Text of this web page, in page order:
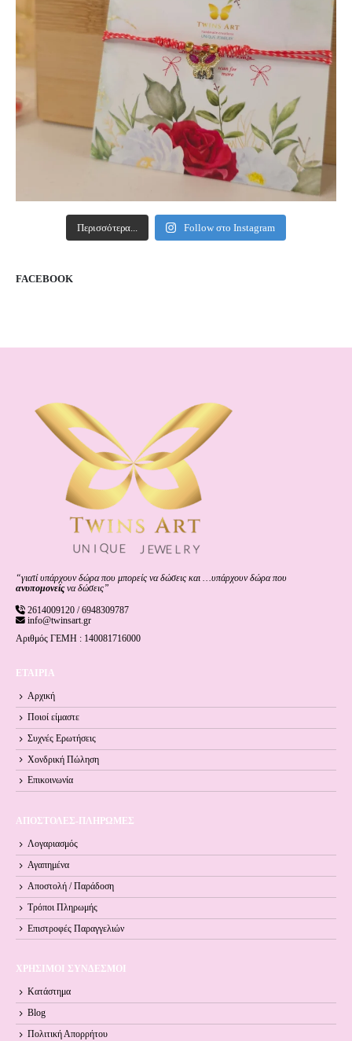
Περισσότερα... Follow στο Instagram
FACEBOOK
“γιατί υπάρχουν δώρα που μπορείς να δώσεις και …υπάρχουν δώρα που
ανυπομονείςνα δώσεις”
2614009120 / 6948309787
info@twinsart.gr
Αριθμός ΓΕΜΗ : 140081716000
ΕΤΑΙΡΙΑ
Αρχική
Ποιοί είμαστε
Συχνές Ερωτήσεις
Χονδρική Πώληση
Επικοινωνία
ΑΠΟΣΤΟΛΕΣ-ΠΛΗΡΩΜΕΣ
Λογαριασμός
Αγαπημένα
Αποστολή / Παράδοση
Τρόποι Πληρωμής
Επιστροφές Παραγγελιών
ΧΡΗΣΙΜΟΙ ΣΥΝΔΕΣΜΟΙ
Κατάστημα
Blog
Πολιτική Απορρήτου